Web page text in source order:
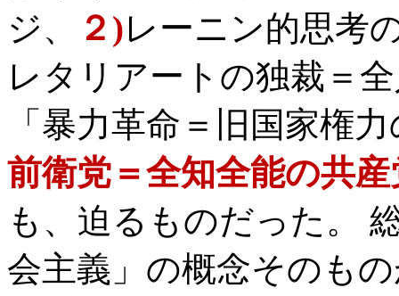
ジ、
２ )レーニン的思考
レタリアートの独裁＝
「暴力革命＝旧国家権
前衛党＝全知全能の共産
も、迫るものだった。
会主義」の概念そのも